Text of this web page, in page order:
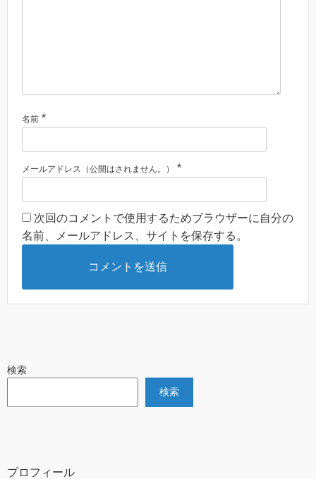
名前 *
メールアドレス（公開はされません。） *
次回のコメントで使用するためブラウザーに自分の
名前、メールアドレス、サイトを保存する。
検索
検索
プロフィール